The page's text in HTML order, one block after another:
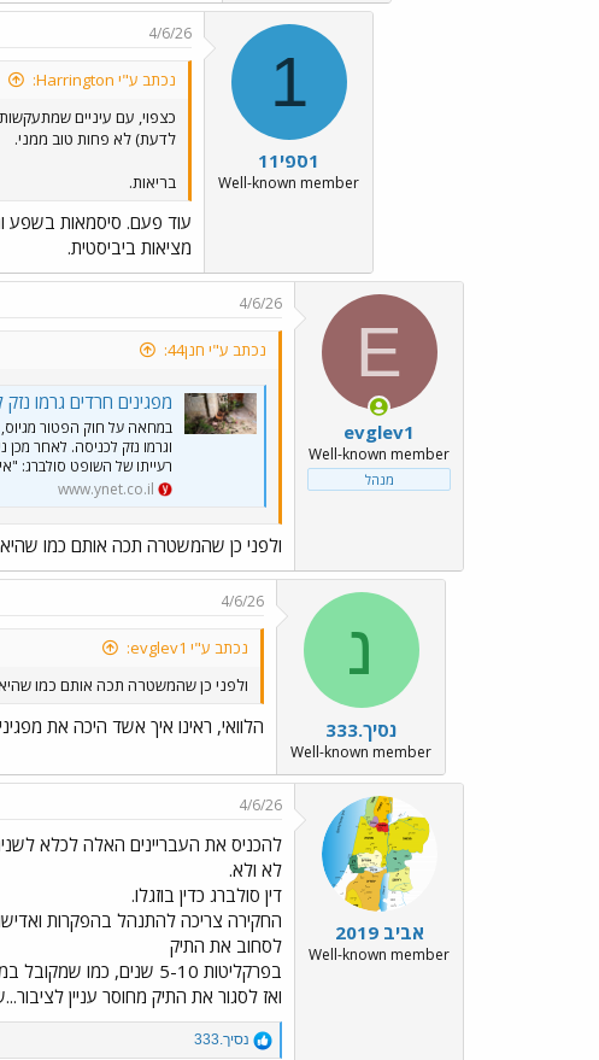
1
1ספי11
Well-known member
4/6/26
נכתב ע"י Harrington:
כצפוי, עם עיניים
לדעת) לא פחות טוב ממני.
בריאות.
עוד פעם. סיסמאות בשפע
מציאות ביביסטית.
E
evglev1
Well-known member
מנהל
4/6/26
נכתב ע"י חנן44:
מפגינים חרדים גרמו
במחאה על חוק הפטור מגיוס,
רעייתו של השופט סולברג:
www.ynet.co.il
ולפני כן שהמשטרה תכה אותם כמו
נ
נסיך.333
Well-known member
4/6/26
נכתב ע"י evglev1:
ולפני כן שהמשטרה תכה אותם כמו
הלוואי, ראינו איך אשד היכה את
אביב 2019
Well-known member
4/6/26
להכניס את העבריינים האלה לכלא
לא ולא.
דין סולברג כדין בוזגלו.
החקירה צריכה להתנהל בהפקרות
לסחוב את התיק
בפרקליטות 5-10 שנים, כמו שמקובל במבחן בוזגלו.
ואז לסגור את התיק מחוסר עניין
R
נסיך.333